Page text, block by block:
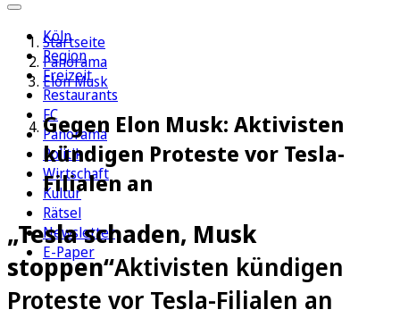
Köln
Region
Freizeit
Restaurants
FC
Panorama
Politik
Wirtschaft
Kultur
Rätsel
Newsletter
E-Paper
Startseite
Panorama
Elon Musk
Gegen Elon Musk: Aktivisten
kündigen Proteste vor Tesla-
Filialen an
„Tesla schaden, Musk
stoppen“Aktivisten kündigen
Proteste vor Tesla-Filialen an